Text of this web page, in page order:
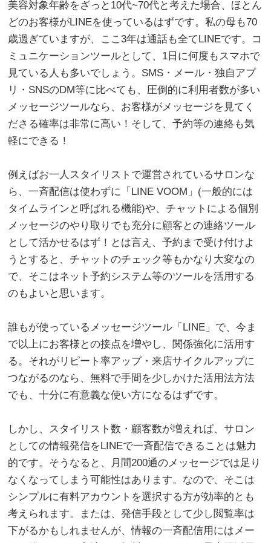
美容対象年齢をざっと10代~70代と考えた場合、ほとん
どのお客様がLINEを使っているはずです。私の母も70
歳過ぎていますが、ここ3年は通話も全てLINEです。コ
ミュニケーションツールとして、1日に何度もスマホで
見ている人も多いでしょう。SMS・メール・独自アプ
リ・SNSのDM等に比べても、圧倒的に利用者数が多い
メッセージツールなら、お客様がメッセージを見てく
ださる確率は非常に高い！そして、予約等の連絡も気
軽にできる！
例えばお一人スタイリストで運営されているサロンな
ら、一斉配信は使わずに「LINE VOOM」(一般的には
タイムラインと呼ばれる機能)や、チャットによる個別
メッセージのやり取りでも充分に顧客との連絡ツール
として活かせるはず！とは言え、予約まで受け付けよ
うとすると、チャットのチェック等もかなり大変なの
で、そこはネット予約システム等のツールを活用する
のもよいと思います。
誰もが使っているメッセージツール「LINE」で、今ま
で以上にお客様との接点を増やし、関係強化に活用す
る。それがリピート率アップ・来店サイクルアップに
つながるのなら、無料で手間を少しかけた活用法方法
でも、十分に有意義な使い方になるはずです。
しかし、スタイリスト数・顧客数が増えれば、サロン
としての情報発信をLINEで一斉配信できることは魅力
的です。そうなると、月間200通のメッセージでは足り
なくなってしまう可能性はあります。なので、そこは
シンプルに有料アカウントを選択する方が効率的とも
考えられます。または、発信手段として少し閲覧率は
下がるかもしれませんが、情報の一斉配信用にはメー